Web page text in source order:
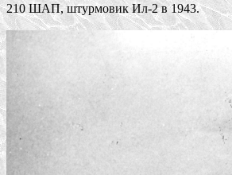
210 ШАП, штурмовик Ил-2 в 1943.